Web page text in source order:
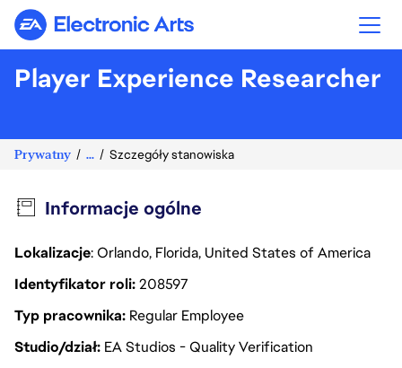
Electronic Arts
Player Experience Researcher
Prywatny ... Szczegóły stanowiska
Informacje ogólne
Lokalizacje: Orlando, Florida, United States of America
Identyfikator roli208597
Typ pracownika Regular Employee
Studio/dział EA Studios - Quality Verification